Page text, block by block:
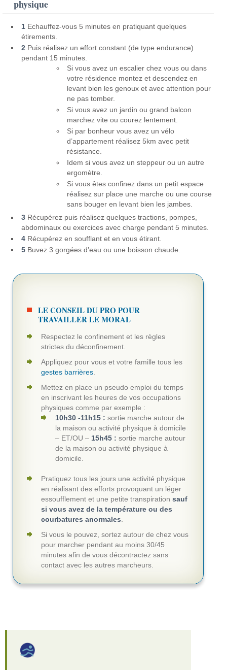
physique
1 Echauffez-vous 5 minutes en pratiquant quelques
étirements.
2 Puis réalisez un effort constant (de type endurance)
pendant 15 minutes.
Si vous avez un escalier chez vous ou dans
votre résidence montez et descendez en
levant bien les genoux et avec attention pour
ne pas tomber.
Si vous avez un jardin ou grand balcon
marchez vite ou courez lentement.
Si par bonheur vous avez un vélo
d’appartement réalisez 5km avec petit
résistance.
Idem si vous avez un steppeur ou un autre
ergomètre.
Si vous êtes confinez dans un petit espace
réalisez sur place une marche ou une course
sans bouger en levant bien les jambes.
3 Récupérez puis réalisez quelques tractions, pompes,
abdominaux ou exercices avec charge pendant 5 minutes.
4 Récupérez en soufflant et en vous étirant.
5 Buvez 3 gorgées d’eau ou une boisson chaude.
LE CONSEIL DU PRO POUR
TRAVAILLER LE MORAL
Respectez le confinement et les règles
strictes du déconfinement.
Appliquez pour vous et votre famille tous les
gestes barrières
Mettez en place un pseudo emploi du temps
en inscrivant les heures de vos occupations
physiques comme par exemple :
10h30 -11h15 : sortie marche autour de
la maison ou activité physique à domicile
– ET/OU – 15h45 : sortie marche autour
de la maison ou activité physique à
domicile.
Pratiquez tous les jours une activité physique
en réalisant des efforts provoquant un léger
essoufflement et une petite transpirationsauf
si vous avez de la température ou des
courbatures anormales
Si vous le pouvez, sortez autour de chez vous
pour marcher pendant au moins 30/45
minutes afin de vous décontractez sans
contact avec les autres marcheurs.